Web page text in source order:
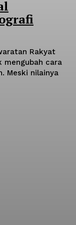
Rakyat
mengubah cara
Meski nilainya